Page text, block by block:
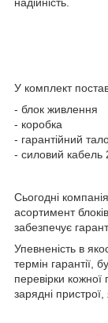
У комплект
- блок живлення
- коробка
- гарантійний
- силовий кабель
Сьогодні компанія
асортимент
забезпечує
Упевненість в
термін гарантії,
перевірки кожної
зарядні пристрої,